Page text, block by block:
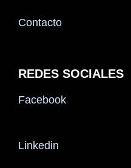
Contacto
REDES SOCIALES
Facebook
Linkedin